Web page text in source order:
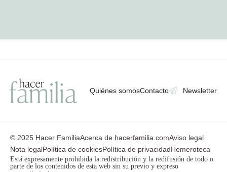
Quiénes somosContacto Newsletter
© 2025 Hacer FamiliaAcerca de hacerfamilia.comAviso legal
Nota legalPolítica de cookiesPolítica de privacidadHemeroteca
Está expresamente prohibida la redistribución y la redifusión de todo o
parte de los contenidos de esta web sin su previo y expreso